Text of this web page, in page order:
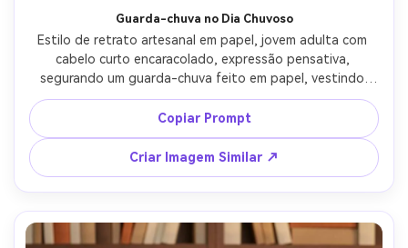
Guarda-chuva no Dia Chuvoso
Estilo de retrato artesanal em papel, jovem adulta com
cabelo curto encaracolado, expressão pensativa,
segurando um guarda-chuva feito em papel, vestindo
sobretudo com lapelas dobradas em papel, fundo de
gotas de chuva em camadas e ondulações de poças, luz
fria e suave, brilho sutil simulado em camadas translúcidas
tipo papel vegetal, retrato 4:5, contornos limpos, clima
calmo, lente 85mm, pouca profundidade de campo --ar
4:5
Copiar Prompt
Criar Imagem Similar ↗